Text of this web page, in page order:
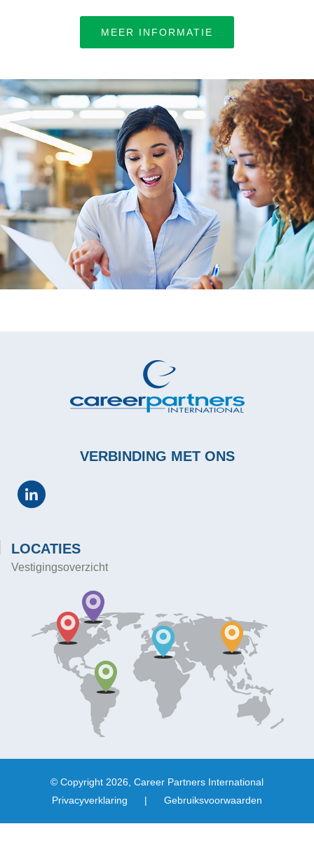
MEER INFORMATIE
VERBINDING MET ONS
LOCATIES
Vestigingsoverzicht
© Copyright 2026, Career Partners International
Privacyverklaring
| Gebruiksvoorwaarden